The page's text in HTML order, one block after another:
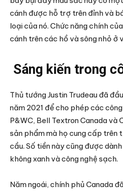
cánh được hỗ trợ trên đỉnh và
loại của nó. Chức năng chính
cánh trên các hồ và sông nhỏ ở
Sáng kiến trong
Thủ tướng Justin Trudeau đã
năm 2021 để cho phép các
P&WC, Bell Textron Canada và
sản phẩm mà họ cung cấp trên
cầu. Số tiền này cũng được
không xanh và công nghệ sạch.
Năm ngoái, chính phủ Canada